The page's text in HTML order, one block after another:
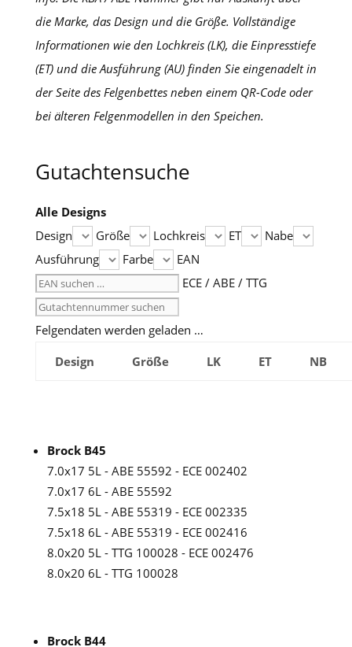
die Marke, das Design und die Größe. Vollständige
Informationen wie den Lochkreis (LK), die Einpresstiefe
(ET) und die Ausführung (AU) finden Sie eingenadelt in
der Seite des Felgenbettes neben einem QR-Code oder
bei älteren Felgenmodellen in den Speichen.
Gutachtensuche
Alle Designs
Design
Größe Lochkreis ET
Nabe
Ausführung
Farbe
EAN
ECE / ABE / TTG
Felgendaten werden geladen …
Design
Größe LK ET NB
Brock B45
7.0x17 5L - ABE 55592 - ECE 002402
7.0x17 6L - ABE 55592
7.5x18 5L - ABE 55319 - ECE 002335
7.5x18 6L - ABE 55319 - ECE 002416
8.0x20 5L - TTG 100028 - ECE 002476
8.0x20 6L - TTG 100028
Brock B44